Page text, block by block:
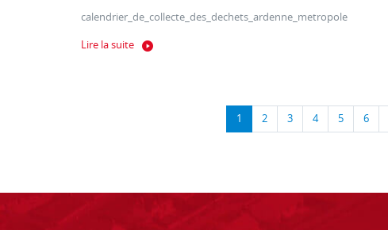
calendrier_de_collecte_des_dechets_ardenne_metropole
Lire la suite
1 2 3 4 5 6